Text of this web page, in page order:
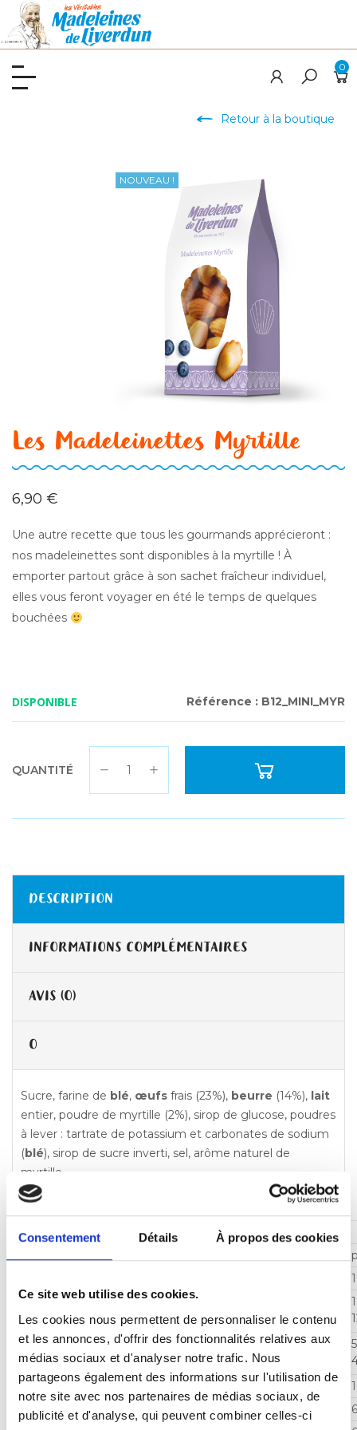
Consentement Détails À propos des cookies
Ce site web utilise des cookies.
Les cookies nous permettent de personnaliser le contenu
et les annonces, d'offrir des fonctionnalités relatives aux
médias sociaux et d'analyser notre trafic. Nous
partageons également des informations sur l'utilisation de
notre site avec nos partenaires de médias sociaux, de
publicité et d'analyse, qui peuvent combiner celles-ci
0
Retour à la boutique
NOUVEAU !
Les Madeleinettes Myrtille
6,90 €
Une autre recette que tous les gourmands apprécieront :
nos madeleinettes sont disponibles à la myrtille ! À
emporter partout grâce à son sachet fraîcheur individuel,
elles vous feront voyager en été le temps de quelques
bouchées
DISPONIBLE Référence : B12_MINI_MYR
QUANTITÉ
DESCRIPTION
INFORMATIONS COMPLÉMENTAIRES
AVIS (0)
0
Sucre, farine de blé, œufs frais (23%), beurre (14%), lait
entier, poudre de myrtille (2%), sirop de glucose, poudres
à lever : tartrate de potassium et carbonates de sodium
(blé), sirop de sucre inverti, sel, arôme naturel de
myrtille.
Traces éventuelles de fruits à coque et de soja.
DÉCLARATION NUTRITIONNELLE
Matières grasses
dont acides gras saturés
Glucides
dont sucres
Fibres alimentaires
Protéines